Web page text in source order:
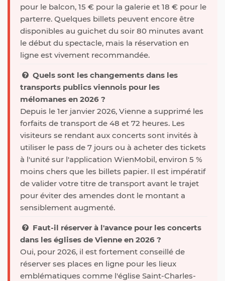
pour le balcon, 15 € pour la galerie et 18 € pour le
parterre. Quelques billets peuvent encore être
disponibles au guichet du soir 80 minutes avant
le début du spectacle, mais la réservation en
ligne est vivement recommandée.
Quels sont les changements dans les
transports publics viennois pour les
mélomanes en 2026 ?
Depuis le 1er janvier 2026, Vienne a supprimé les
forfaits de transport de 48 et 72 heures. Les
visiteurs se rendant aux concerts sont invités à
utiliser le pass de 7 jours ou à acheter des tickets
à l'unité sur l'application WienMobil, environ 5 %
moins chers que les billets papier. Il est impératif
de valider votre titre de transport avant le trajet
pour éviter des amendes dont le montant a
sensiblement augmenté.
Faut-il réserver à l'avance pour les concerts
dans les églises de Vienne en 2026 ?
Oui, pour 2026, il est fortement conseillé de
réserver ses places en ligne pour les lieux
emblématiques comme l'église Saint-Charles-